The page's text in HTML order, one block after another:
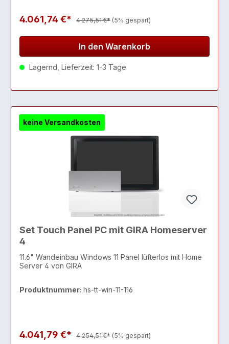
4.061,74 €* 4.275,51 €* (5% gespart)
In den Warenkorb
Lagernd, Lieferzeit: 1-3 Tage
keine Versandkosten
Set Touch Panel PC mit GIRA Homeserver
4
11.6" Wandeinbau Windows 11 Panel lüfterlos mit Home
Server 4 von GIRA
Produktnummer: hs-tt-win-11-116
4.041,79 €* 4.254,51 €* (5% gespart)